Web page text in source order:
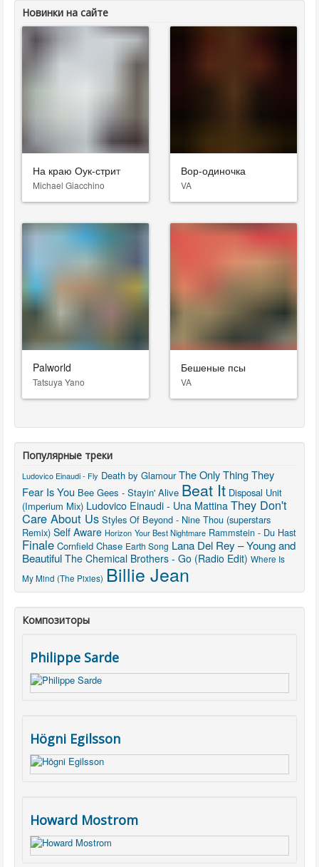
Новинки на сайте
На краю Оук-стрит
Michael Giacchino
Вор-одиночка
VA
Palworld
Tatsuya Yano
Бешеные псы
VA
Популярные треки
Ludovico Einaudi - Fly Death by Glamour The Only Thing They
Fear Is You Bee Gees - Stayin' Alive Beat It Disposal Unit
(Imperium Mix) Ludovico Einaudi - Una Mattina They Don't
Care About Us Styles Of Beyond - Nine Thou (superstars
Remix) Self Aware Horizon Your Best Nightmare Rammstein - Du Hast
Finale Cornfield Chase Earth Song Lana Del Rey – Young and
Beautiful The Chemical Brothers - Go (Radio Edit) Where Is
My Mind (The Pixies) Billie Jean
Композиторы
Philippe Sarde
Högni Egilsson
Howard Mostrom